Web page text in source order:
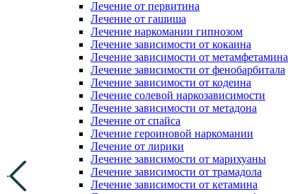
Лечение от первитина
Лечение от гашиша
Лечение наркомании гипнозом
Лечение зависимости от кокаина
Лечение зависимости от метамфетамина
Лечение зависимости от фенобарбитала
Лечение зависимости от кодеина
Лечение солевой наркозависимости
Лечение зависимости от метадона
Лечение от спайса
Лечение героиновой наркомании
Лечение от лирики
Лечение зависимости от марихуаны
Лечение зависимости от трамадола
Лечение зависимости от кетамина